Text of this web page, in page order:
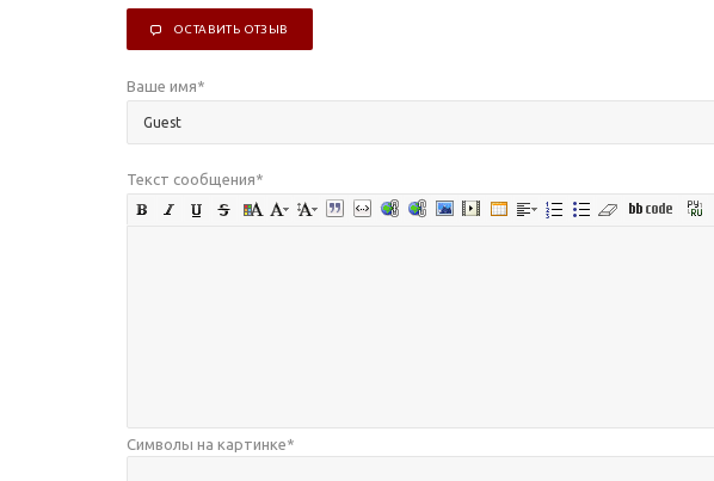
ОСТАВИТЬ ОТЗЫВ
Ваше имя*
Текст сообщения*
Символы на картинке*